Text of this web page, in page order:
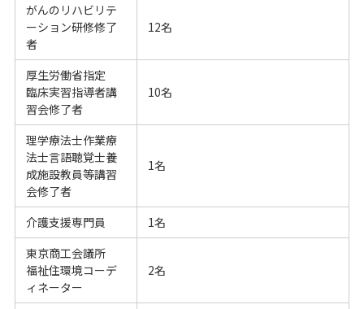
がんのリハビリテ
ーション研修修了
者
12名
厚生労働省指定
臨床実習指導者講
習会修了者
10名
理学療法士作業療
法士言語聴覚士養
成施設教員等講習
会修了者
1名
介護支援専門員
1名
東京商工会議所
福祉住環境コーデ
ィネーター
2名